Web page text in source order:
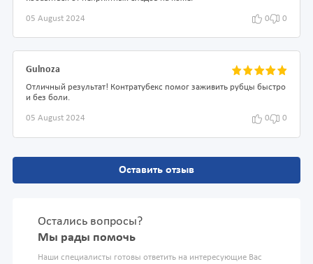
05 August 2024 0 0
Gulnoza
Отличный результат! Контратубекс помог заживить рубцы быстро
и без боли.
05 August 2024 0 0
Оставить отзыв
Остались вопросы?
Мы рады помочь
Наши специалисты готовы ответить на интересующие Вас